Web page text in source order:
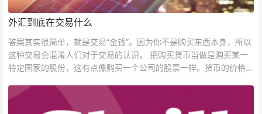
外汇到底在交易什么
答案其实很简单，就是交易“金钱”。因为你不是购买东西本身，所以
这种交易会混淆人们对于交易的认识。 把购买货币当做是购买某一
特定国家的股份，这有点像购买一个公司的股票一样。货币的价格直